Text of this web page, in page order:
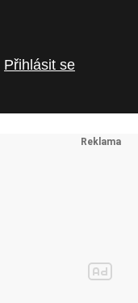
Přihlásit se